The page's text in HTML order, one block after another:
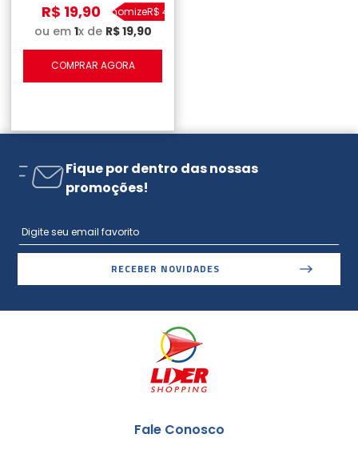
R$ 19,90EconomizeR$ 4
ou em 1x de R$19,90
COMPRAR AGORA
Fique por dentro das nossas
promoções!
RECEBER NOVIDADES
Fale Conosco